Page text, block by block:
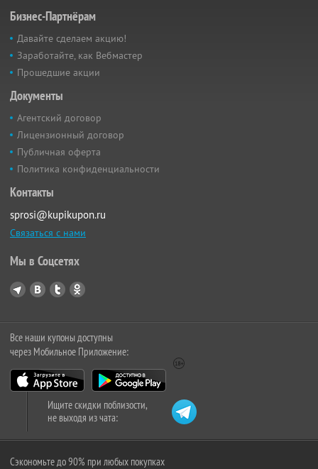
Бизнес-Партнёрам
Давайте сделаем акцию!
Заработайте, как Вебмастер
Прошедшие акции
Документы
Агентский договор
Лицензионный договор
Публичная оферта
Политика конфиденциальности
Контакты
sprosi@kupikupon.ru
Связаться с нами
Мы в Соцсетях
Все наши купоны доступны
через Мобильное Приложение:
Ищите скидки поблизости,
не выходя из чата:
Сэкономьте до 90% при любых покупках